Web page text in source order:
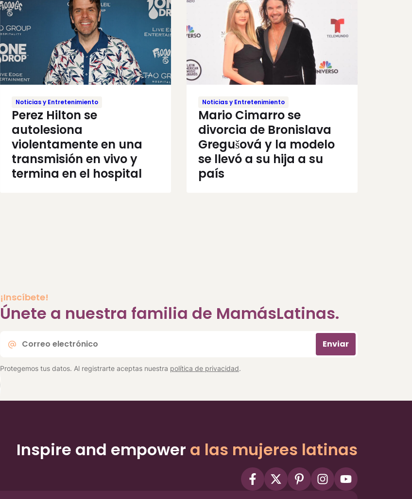
Noticias y Entretenimiento
Perez Hilton se
autolesiona
violentamente en una
transmisión en vivo y
termina en el hospital
Noticias y Entretenimiento
Mario Cimarro se
divorcia de Bronislava
Gregušová y la modelo
se llevó a su hija a su
país
¡Inscíbete!
Únete a nuestra familia de MamásLatinas.
electrónico
Enviar
Protegemos tus datos. Al registrarte aceptas nuestra política de privacidad.
Inspire and empower a las mujeres latinas